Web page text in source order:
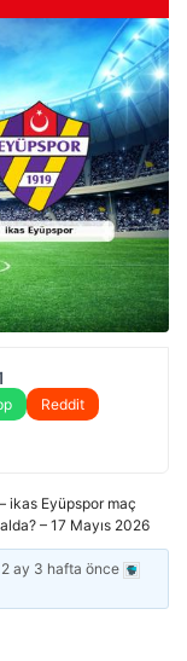
Reddit
ikas Eyüpspor maç
– 17 Mayıs 2026
2 ay 3 hafta önce